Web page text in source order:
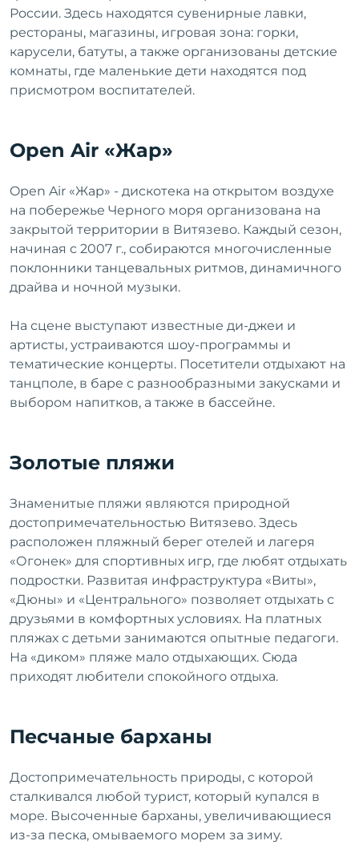
России. Здесь находятся сувенирные лавки,
рестораны, магазины, игровая зона: горки,
карусели, батуты, а также организованы детские
комнаты, где маленькие дети находятся под
присмотром воспитателей.
Open Air «Жар»
Open Air «Жар» - дискотека на открытом воздухе
на побережье Черного моря организована на
закрытой территории в Витязево. Каждый сезон,
начиная с 2007 г., собираются многочисленные
поклонники танцевальных ритмов, динамичного
драйва и ночной музыки.
На сцене выступают известные ди-джеи и
артисты, устраиваются шоу-программы и
тематические концерты. Посетители отдыхают на
танцполе, в баре с разнообразными закусками и
выбором напитков, а также в бассейне.
Золотые пляжи
Знаменитые пляжи являются природной
достопримечательностью Витязево. Здесь
расположен пляжный берег отелей и лагеря
«Огонек» для спортивных игр, где любят отдыхать
подростки. Развитая инфраструктура «Виты»,
«Дюны» и «Центрального» позволяет отдыхать с
друзьями в комфортных условиях. На платных
пляжах с детьми занимаются опытные педагоги.
На «диком» пляже мало отдыхающих. Сюда
приходят любители спокойного отдыха.
Песчаные барханы
Достопримечательность природы, с которой
сталкивался любой турист, который купался в
море. Высоченные барханы, увеличивающиеся
из-за песка, омываемого морем за зиму.